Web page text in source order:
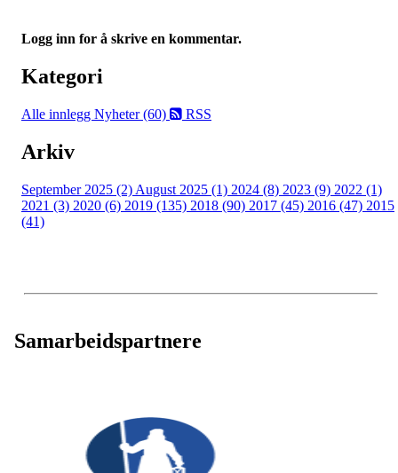
Logg inn for å skrive en kommentar.
Kategori
Alle innlegg Nyheter (60) RSS
Arkiv
September 2025 (2) August 2025 (1) 2024 (8) 2023 (9) 2022 (1)
2021 (3) 2020 (6) 2019 (135) 2018 (90) 2017 (45) 2016 (47) 2015
(41)
Samarbeidspartnere